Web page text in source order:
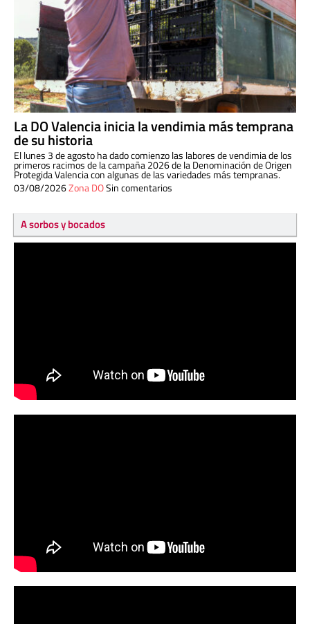
La DO Valencia inicia la vendimia más temprana
de su historia
El lunes 3 de agosto ha dado comienzo las labores de vendimia de los
primeros racimos de la campaña 2026 de la Denominación de Origen
Protegida Valencia con algunas de las variedades más tempranas.
03/08/2026Zona DOSin comentarios
A sorbos y bocados